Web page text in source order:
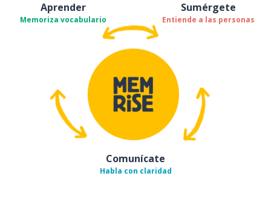
Aprender
Memoriza vocabulario
Sumérgete
Entiende a las personas
Comunícate
Habla con claridad